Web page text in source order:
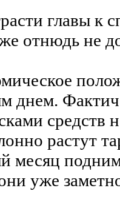
главы к
отнюдь не
днем.
средств
растут
месяц
уже